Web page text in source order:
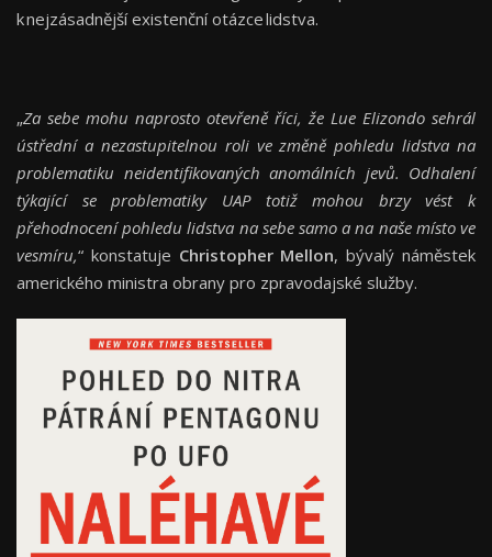
k nejzásadnější existenční otázce lidstva.
„Za sebe mohu naprosto otevřeně říci, že Lue Elizondo sehrál
ústřední a nezastupitelnou roli ve změně pohledu lidstva na
problematiku neidentifikovaných anomálních jevů. Odhalení
týkající se problematiky UAP totiž mohou brzy vést k
přehodnocení pohledu lidstva na sebe samo a na naše místo ve
vesmíru,“ konstatuje Christopher Mellon, bývalý náměstek
amerického ministra obrany pro zpravodajské služby.